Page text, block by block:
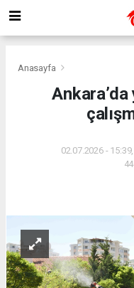
Anasayfa
02.07.2026 -